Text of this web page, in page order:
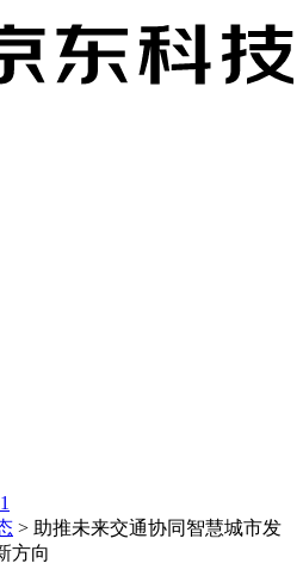
> 助推未来交通协同智慧城市发
方向